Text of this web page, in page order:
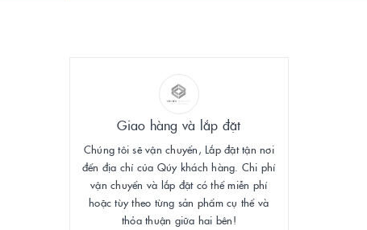
Giao hàng và lắp đặt
Chúng tôi sẽ vận chuyển, Lắp đặt tận nơi
đến địa chỉ của Qúy khách hàng. Chi phí
vận chuyển và lắp đặt có thể miễn phí
hoặc tùy theo từng sản phẩm cụ thể và
thỏa thuận giữa hai bên!